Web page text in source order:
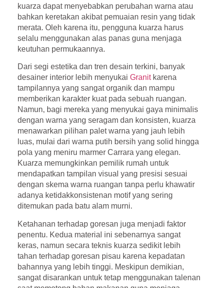
kuarza dapat menyebabkan perubahan warna atau
bahkan keretakan akibat pemuaian resin yang tidak
merata. Oleh karena itu, pengguna kuarza harus
selalu menggunakan alas panas guna menjaga
keutuhan permukaannya.
Dari segi estetika dan tren desain terkini, banyak
desainer interior lebih menyukai Granitkarena
tampilannya yang sangat organik dan mampu
memberikan karakter kuat pada sebuah ruangan.
Namun, bagi mereka yang menyukai gaya minimalis
dengan warna yang seragam dan konsisten, kuarza
menawarkan pilihan palet warna yang jauh lebih
luas, mulai dari warna putih bersih yang solid hingga
pola yang meniru marmer Carrara yang elegan.
Kuarza memungkinkan pemilik rumah untuk
mendapatkan tampilan visual yang presisi sesuai
dengan skema warna ruangan tanpa perlu khawatir
adanya ketidakkonsistenan motif yang sering
ditemukan pada batu alam murni.
Ketahanan terhadap goresan juga menjadi faktor
penentu. Kedua material ini sebenarnya sangat
keras, namun secara teknis kuarza sedikit lebih
tahan terhadap goresan pisau karena kepadatan
bahannya yang lebih tinggi. Meskipun demikian,
sangat disarankan untuk tetap menggunakan talenan